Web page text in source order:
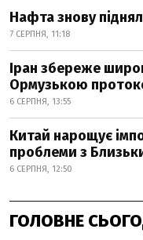
Нафта знову
7 СЕРПНЯ, 11:18
Іран збереже
Ормузькою
6 СЕРПНЯ, 13:55
Китай нарощує
проблеми з
6 СЕРПНЯ, 12:50
ГОЛОВНЕ